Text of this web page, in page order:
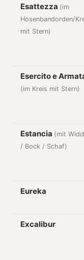
Esattezza (im
Hosenbandorden/
mit Stern)
Esercito e
(im Kreis mit Stern)
Estancia (mit
/ Bock / Schaf)
Eureka
Excalibur